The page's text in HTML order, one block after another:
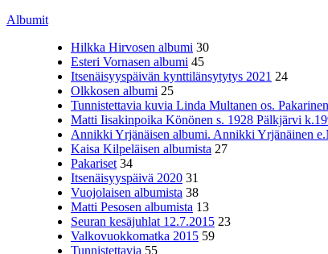
Albumit
Hilkka Hirvosen albumi 30
Esteri Vornasen albumi 45
Itsenäisyyspäivän kynttilänsytytys 2021 24
Olkkosen albumi 25
Tunnistettavia kuvia Linda Multanen os.
Matti Iisakinpoika Könönen s. 1928 Pälkjärvi
Annikki Yrjänäisen albumi. Annikki Yrjänäinen
Kaisa Kilpeläisen albumista 27
Pakariset 34
Itsenäisyyspäivä 2020 31
Vuojolaisen albumista 38
Matti Pesosen albumista 13
Seuran kesäjuhlat 12.7.2015 23
Valkovuokkomatka 2015 59
Tunnistettavia 55